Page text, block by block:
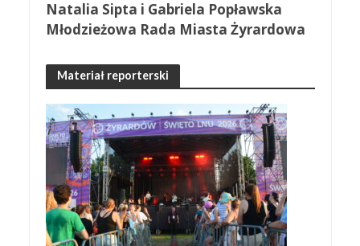
Natalia Sipta i Gabriela Popławska
Młodzieżowa Rada Miasta Żyrardowa
Materiał reporterski